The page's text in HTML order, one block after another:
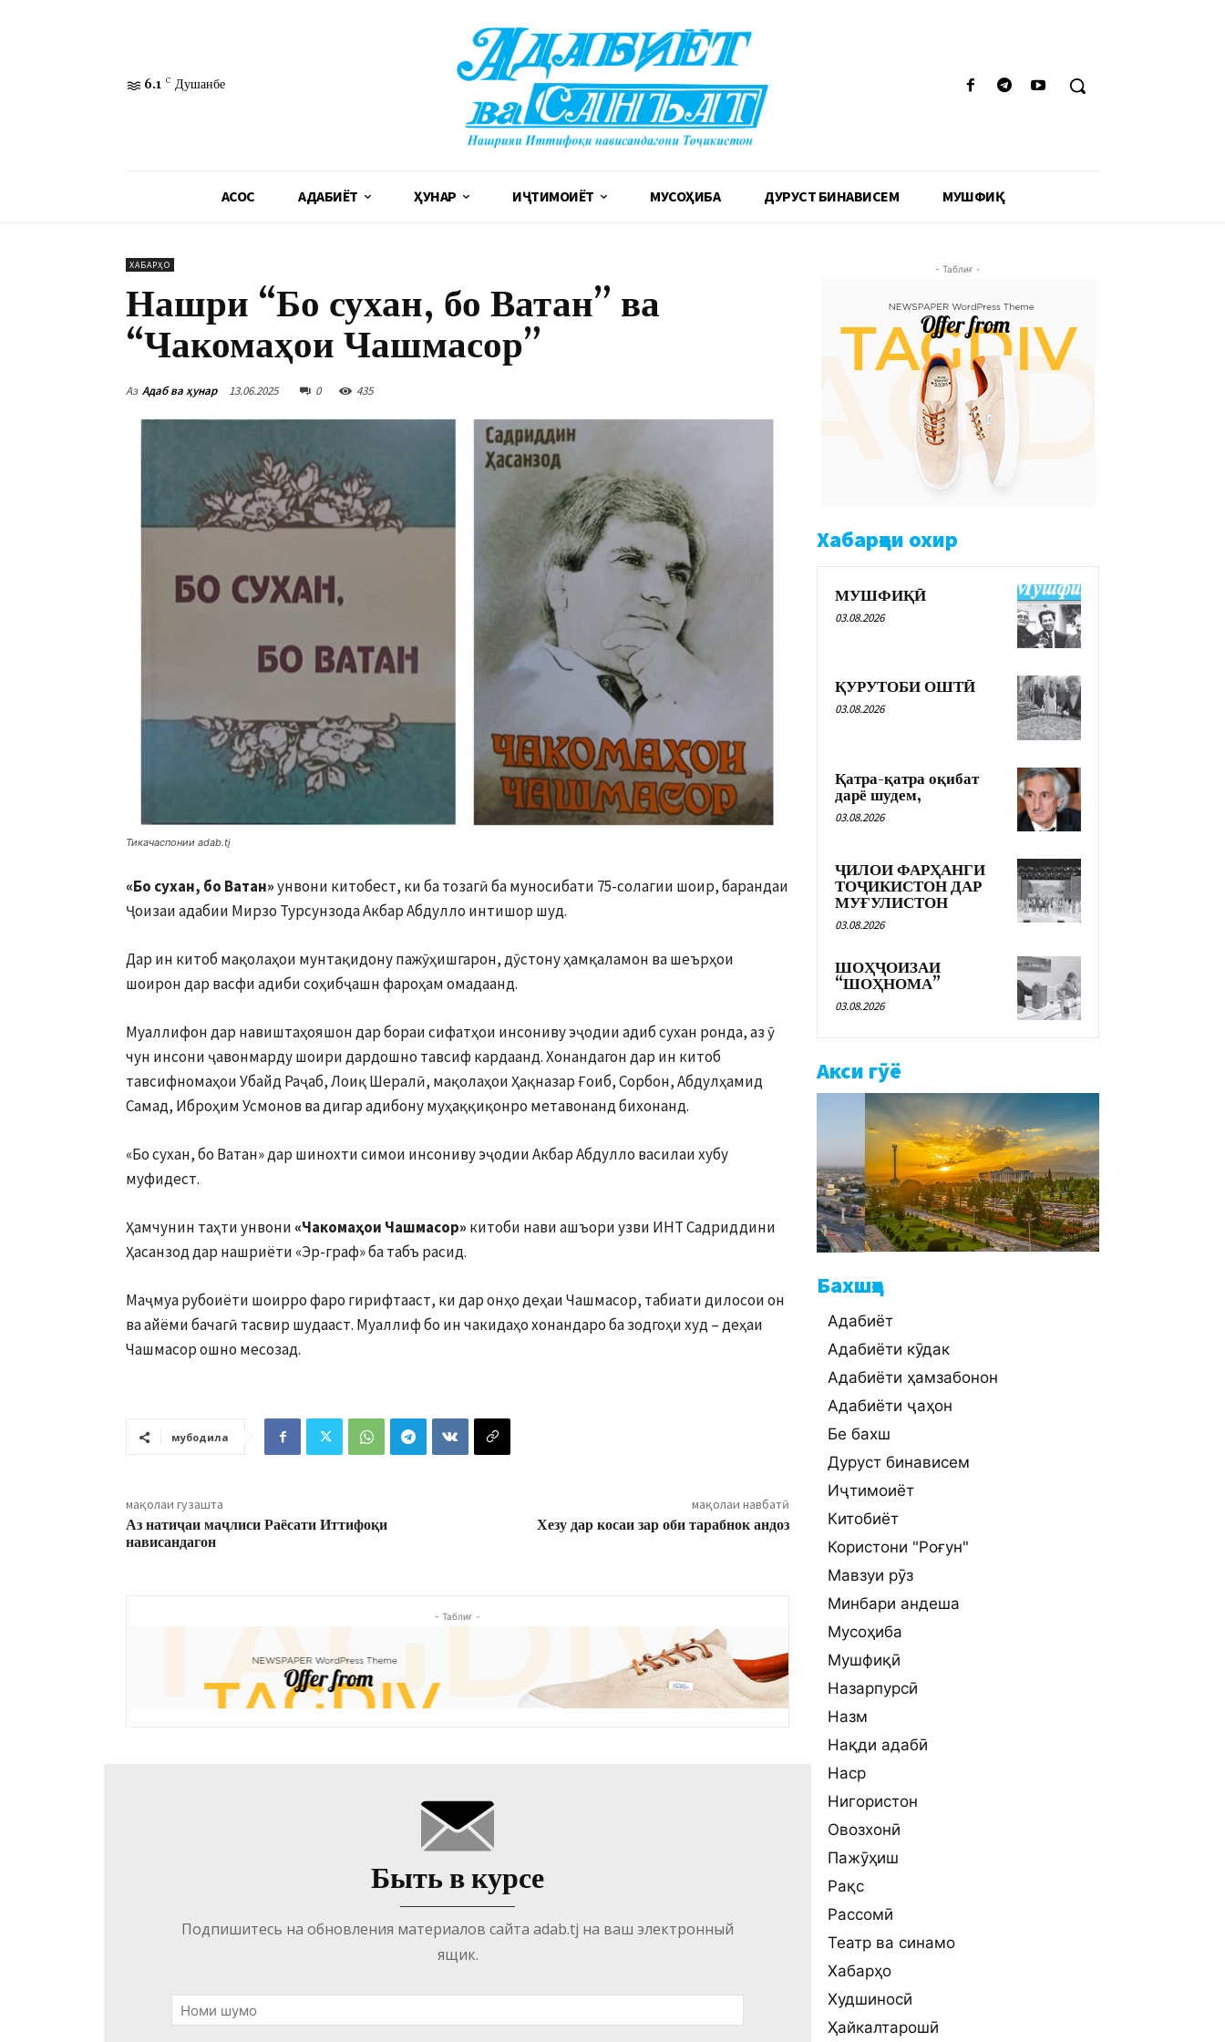
6.1 C Душанбе
АСОСӢ АДАБИЁТ ҲУНАР ИҶТИМОИЁТ МУСОҲИБА ДУРУСТ БИНАВИСЕМ МУШФИҚӢ
ХАБАРҲО
Нашри “Бо сухан, бо Ватан” ва
“Чакомаҳои Чашмасор”
Аз Адаб ва ҳунар 13.06.2025 0 435
Тикачаспонии adab.tj
«Бо сухан, бо Ватан»унвони китобест, ки ба тозагӣ ба муносибати 75-солагии шоир, барандаи
Ҷоизаи адабии Мирзо Турсунзода Акбар Абдулло интишор шуд.
Дар ин китоб мақолаҳои мунтақидону пажӯҳишгарон, дӯстону ҳамқаламон ва шеърҳои
шоирон дар васфи адиби соҳибҷашн фароҳам омадаанд.
Муаллифон дар навиштаҳояшон дар бораи сифатҳои инсониву эҷодии адиб сухан ронда, аз ӯ
чун инсони ҷавонмарду шоири дардошно тавсиф кардаанд. Хонандагон дар ин китоб
тавсифномаҳои Убайд Раҷаб, Лоиқ Шералӣ, мақолаҳои Ҳақназар Ғоиб, Сорбон, Абдулҳамид
Самад, Иброҳим Усмонов ва дигар адибону муҳаққиқонро метавонанд бихонанд.
«Бо сухан, бо Ватан» дар шинохти симои инсониву эҷодии Акбар Абдулло василаи хубу
муфидест.
Ҳамчунин таҳти унвони «Чакомаҳои Чашмасор» китоби нави ашъори узви ИНТ Садриддини
Ҳасанзод дар нашриёти «Эр-граф» ба табъ расид.
Маҷмуа рубоиёти шоирро фаро гирифтааст, ки дар онҳо деҳаи Чашмасор, табиати дилосои он
ва айёми бачагӣ тасвир шудааст. Муаллиф бо ин чакидаҳо хонандаро ба зодгоҳи худ – деҳаи
Чашмасор ошно месозад.
мубодила
мақолаи гузашта
Аз натиҷаи маҷлиси Раёсати Иттифоқи
нависандагон
мақолаи навбатӣ
Хезу дар косаи зар оби тарабнок андоз
- Таблиғ -
Быть в курсе
Подпишитесь на обновления материалов сайта adab.tj на ваш электронный
ящик.
- Таблиғ -
Хабарҳои охир
МУШФИҚӢ
03.08.2026
ҚУРУТОБИ ОШТӢ
03.08.2026
Қатра-қатра оқибат
дарё шудем,
03.08.2026
ҶИЛОИ ФАРҲАНГИ
ТОҶИКИСТОН ДАР
МУҒУЛИСТОН
03.08.2026
ШОҲҶОИЗАИ
“ШОҲНОМА”
03.08.2026
Акси гӯё
Бахшҳо
Адабиёт
Адабиёти кӯдак
Адабиёти ҳамзабонон
Адабиёти ҷаҳон
Бе бахш
Дуруст бинависем
Иҷтимоиёт
Китобиёт
Користони "Роғун"
Мавзуи рӯз
Минбари андеша
Мусоҳиба
Мушфиқӣ
Назарпурсӣ
Назм
Нақди адабӣ
Наср
Нигористон
Овозхонӣ
Пажӯҳиш
Рақс
Рассомӣ
Театр ва синамо
Хабарҳо
Худшиносӣ
Ҳайкалтарошӣ